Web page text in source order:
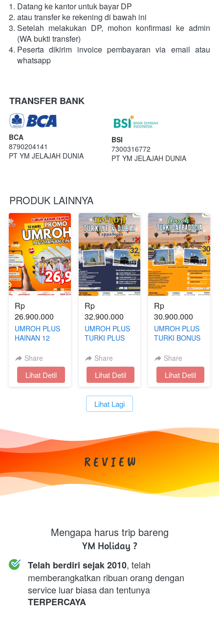
Datang ke kantor untuk bayar DP
atau transfer ke rekening di bawah ini
Setelah melakukan DP, mohon konfirmasi ke admin
(WA bukti transfer)
Peserta dikirim invoice pembayaran via email atau
whatsapp
TRANSFER BANK
BCA
8790204141
PT YM JELAJAH DUNIA
BSI
7300316772
PT YM JELAJAH DUNIA
PRODUK LAINNYA
Rp
26.900.000
UMROH PLUS
HAINAN 12
TAHUN
Share
`Lihat Detil
Rp
32.900.000
UMROH PLUS
TURKI PLUS
CAPPADOCIA
Share
`
Lihat Detil
Rp
30.900.000
UMROH PLUS
TURKI BONUS
13 HARI | JULI
- NOVEMBER
Share
`Lihat Detil
`Lihat Lagi
R E V I E W
Mengapa harus trip bareng
YM Holiday ?
Telah berdiri sejak 2010, telah
memberangkatkan ribuan orang dengan
TERPERCAYA